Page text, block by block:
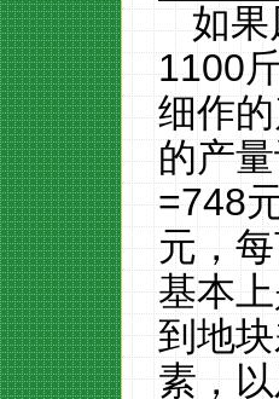
如果
1100
细作
的产
=748
元，
基本
到地
素，